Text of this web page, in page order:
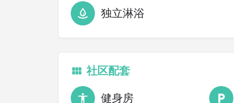
独立淋浴
社区配套
健身房